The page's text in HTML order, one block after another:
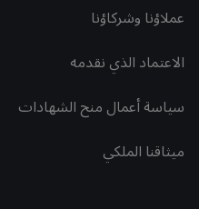
عملاؤنا وشركاؤنا
الاعتماد الذي نقدمه
سياسة أعمال منح الشهادات
ميثاقنا الملكي